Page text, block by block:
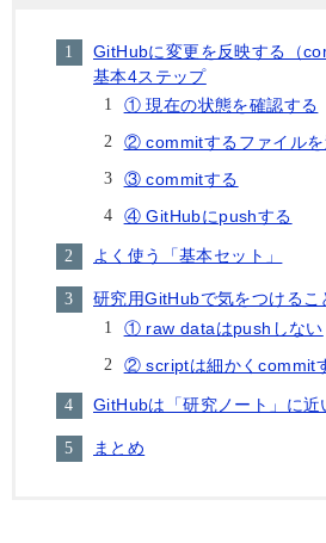
GitHubに変更を反映する（
基本4ステップ
① 現在の状態を確認する
② commitするファイルを
③ commitする
④ GitHubにpushする
よく使う「基本セット」
研究用GitHubで気をつけるこ
① raw dataはpushしない
② scriptは細かくcommit
GitHubは「研究ノート」に近
まとめ